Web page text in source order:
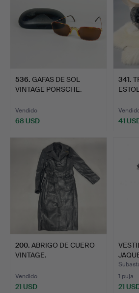
536. GAFAS DE SOL
VINTAGE PORSCHE.
Vendido
68 USD
341.
41
200. ABRIGO DE CUERO
VINTAGE.
Vendido
21 USD
1 puja
21